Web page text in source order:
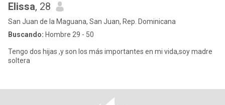
Elissa, 28
San Juan de la Maguana, San Juan, Rep. Dominicana
Buscando: Hombre 29 - 50
Tengo dos hijas ,y son los más importantes en mi vida,soy madre
soltera